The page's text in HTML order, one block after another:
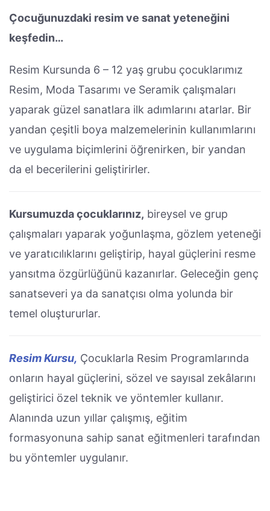
Çocuğunuzdaki resim ve sanat yeteneğini
keşfedin…
Resim Kursunda 6 – 12 yaş grubu çocuklarımız
Resim, Moda Tasarımı ve Seramik çalışmaları
yaparak güzel sanatlara ilk adımlarını atarlar. Bir
yandan çeşitli boya malzemelerinin kullanımlarını
ve uygulama biçimlerini öğrenirken, bir yandan
da el becerilerini geliştirirler.
Kursumuzda çocuklarınız, bireysel ve grup
çalışmaları yaparak yoğunlaşma, gözlem yeteneği
ve yaratıcılıklarını geliştirip, hayal güçlerini resme
yansıtma özgürlüğünü kazanırlar. Geleceğin genç
sanatseveri ya da sanatçısı olma yolunda bir
temel oluştururlar.
Resim Kursu, Çocuklarla Resim Programlarında
onların hayal güçlerini, sözel ve sayısal zekâlarını
geliştirici özel teknik ve yöntemler kullanır.
Alanında uzun yıllar çalışmış, eğitim
formasyonuna sahip sanat eğitmenleri tarafından
bu yöntemler uygulanır.